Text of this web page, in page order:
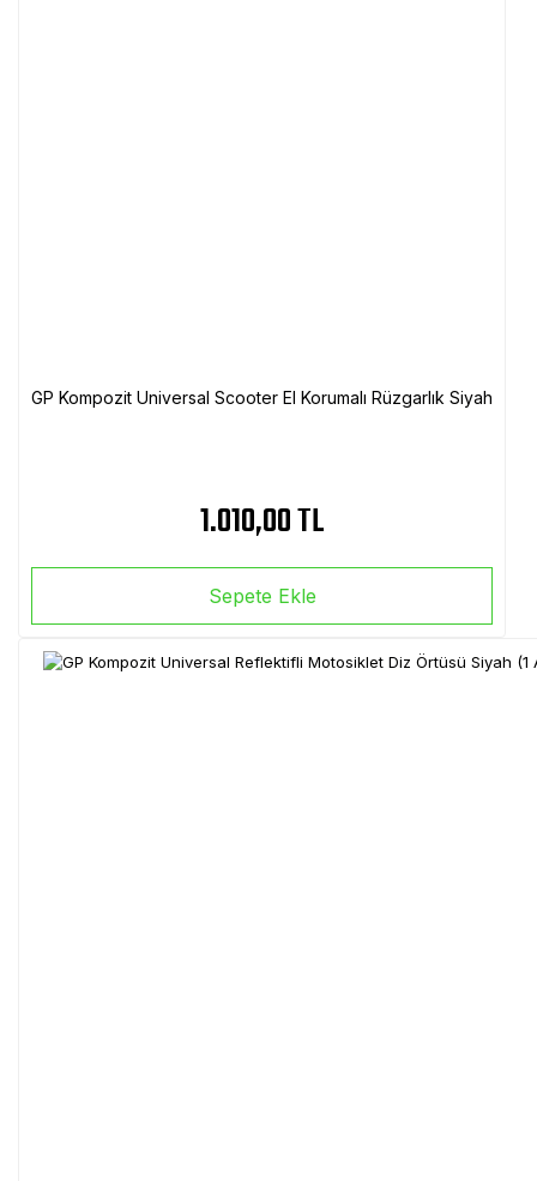
GP Kompozit Universal Scooter El Korumalı Rüzgarlık Siyah
1.010,00 TL
Sepete Ekle